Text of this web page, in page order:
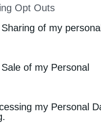
that may
Opt Outs
of my
of my Personal
my Personal
του Αγίου